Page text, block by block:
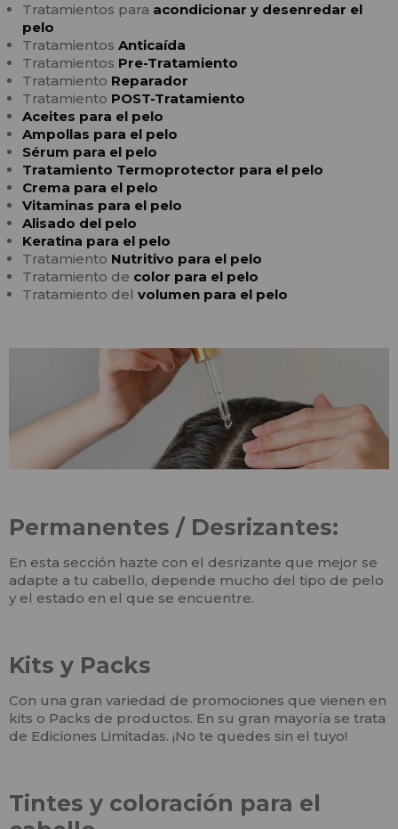
Tratamientos para acondicionar y desenredar el
pelo
Tratamientos Anticaída
Tratamientos Pre-Tratamiento
Tratamiento Reparador
Tratamiento POST-Tratamiento
Aceites para el pelo
Ampollas para el pelo
Sérum para el pelo
Tratamiento Termoprotector para el pelo
Crema para el pelo
Vitaminas para el pelo
Alisado del pelo
Keratina para el pelo
Tratamiento Nutritivo para el pelo
Tratamiento de color para el pelo
Tratamiento del volumen para el pelo
Permanentes / Desrizantes:
En esta sección hazte con el desrizante que mejor se
adapte a tu cabello, depende mucho del tipo de pelo
y el estado en el que se encuentre.
Kits y Packs
Con una gran variedad de promociones que vienen en
kits o Packs de productos. En su gran mayoría se trata
de Ediciones Limitadas. ¡No te quedes sin el tuyo!
Tintes y coloración para el